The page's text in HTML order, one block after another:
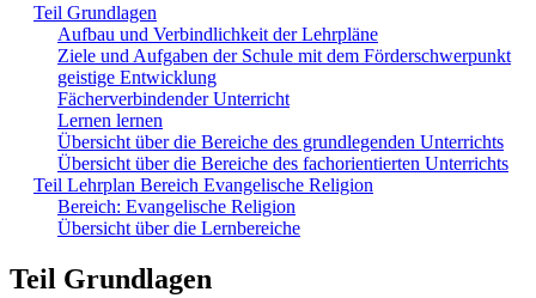
Teil Grundlagen
Aufbau und Verbindlichkeit der Lehrpläne
Ziele und Aufgaben der Schule mit dem Förderschwerpunkt
geistige Entwicklung
Fächerverbindender Unterricht
Lernen lernen
Übersicht über die Bereiche des grundlegenden Unterrichts
Übersicht über die Bereiche des fachorientierten Unterrichts
Teil Lehrplan Bereich Evangelische Religion
Bereich: Evangelische Religion
Übersicht über die Lernbereiche
Teil Grundlagen